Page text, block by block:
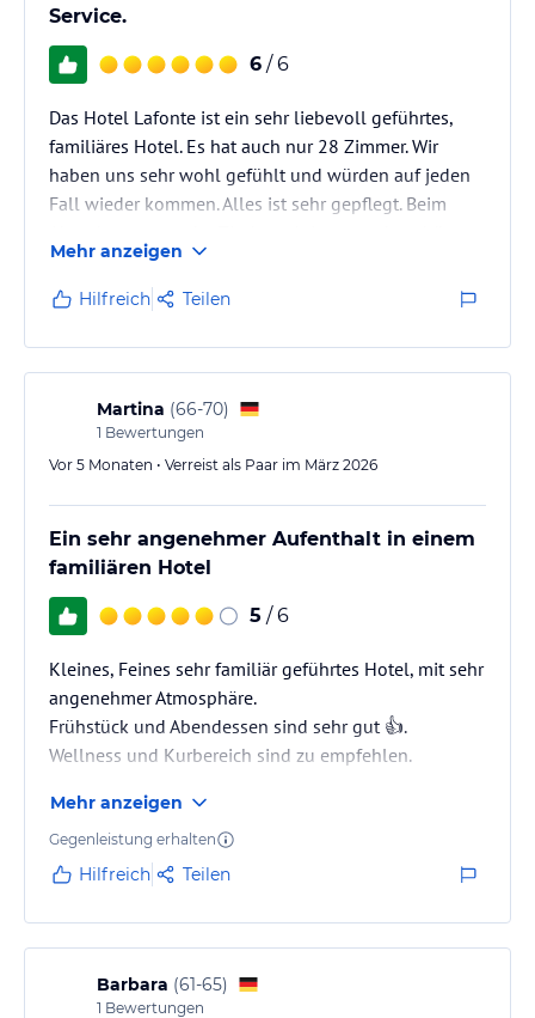
Service.
6 / 6
Das Hotel Lafonte ist ein sehr liebevoll geführtes,
familiäres Hotel. Es hat auch nur 28 Zimmer. Wir
haben uns sehr wohl gefühlt und würden auf jeden
Fall wieder kommen. Alles ist sehr gepflegt. Beim
eingedeckt. Man hat während seines Aufenthaltes
immer seinen festen Tisch. Die Getränkepreise im
Hotelrestaurant waren für Karlsbad angepasst, eher
im unteren Segment. Bademantel und Badeslipper
sind auf dem Zimmer.
Mehr anzeigen
Hilfreich Teilen
Martina (66-70)
1 Bewertungen
Vor 5 Monaten • Verreist als Paar im März 2026
Ein sehr angenehmer Aufenthalt in einem
familiären Hotel
5 / 6
Kleines, Feines sehr familiär geführtes Hotel, mit sehr
angenehmer Atmosphäre.
Frühstück und Abendessen sind sehr gut 👍.
Wellness und Kurbereich sind zu empfehlen.
Mehr anzeigen
Gegenleistung erhalten
Hilfreich Teilen
Barbara (61-65)
1 Bewertungen